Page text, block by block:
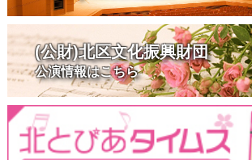
(公財)北区文化振興財団
公演情報はこちら